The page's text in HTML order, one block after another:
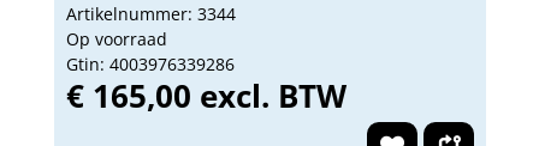
Artikelnummer: 3344
Op voorraad
Gtin: 4003976339286
€ 165,00 excl. BTW